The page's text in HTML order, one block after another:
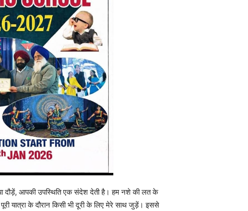
दौड़ें, आपकी उपस्थिति एक संदेश देती है। हम नशे की लत के
के दौरान किसी भी दूरी के लिए मेरे साथ जुड़ें। इससे